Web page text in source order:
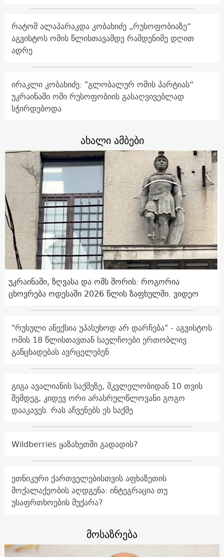
რატომ ალაპარაკდა კობახიძე „რუსოფობიაზე“
აგვისტოს ომის წლისთავამდე რამდენიმე დღით
ადრე
ირაკლი კობახიძე: "გლობალურ ომის პარტიას“
უკრაინაში ომი რუსოფობიის გასაღვივებლად
სჭირდებოდა
ახალი ამბები
უკრაინაში, ზღვასა და ომს შორის: როგორია
ცხოვრება ოდესაში 2026 წლის ზაფხულში. ვიდეო
"რუსული ანექსია უპასუხოდ არ დარჩება" - აგვისტოს
ომის 18 წლისთავთან საელჩოები ერთობლივ
განცხადებას ავრცელებენ
გიგა ავალიანის საქმეზე, მკვლელობიდან 10 თვის
შემდეგ, კიდევ ორი არასრულწლოვანი გოგო
დააკავეს. რას აჩვენებს ეს საქმე
Wildberries ყაზახეთში გადადის?
ეთნიკური ქართველებისთვის აფხაზეთის
მოქალაქეობის აღდგენა: ინტეგრაცია თუ
უსაფრთხოების მუქარა?
მოსაზრება